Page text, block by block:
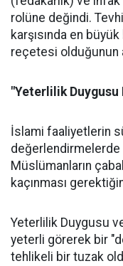
rolüne değindi.
karşısında en
reçetesi olduğunun
"Yeterlilik Duygusu
İslami faaliyetlerin
değerlendirmelerde
Müslümanların
kaçınması
Yeterlilik Duygusu
yeterli görerek bir
tehlikeli bir tuzak